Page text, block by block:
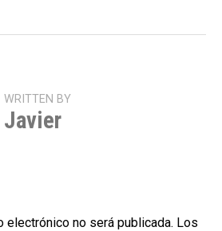
WRITTEN BY
Javier
electrónico no será publicada. Los